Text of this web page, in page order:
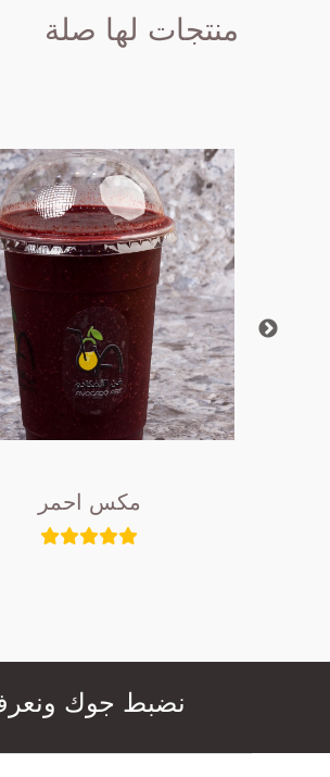
منتجات لها صلة
مكس احمر
نضبط جوك ونعرف